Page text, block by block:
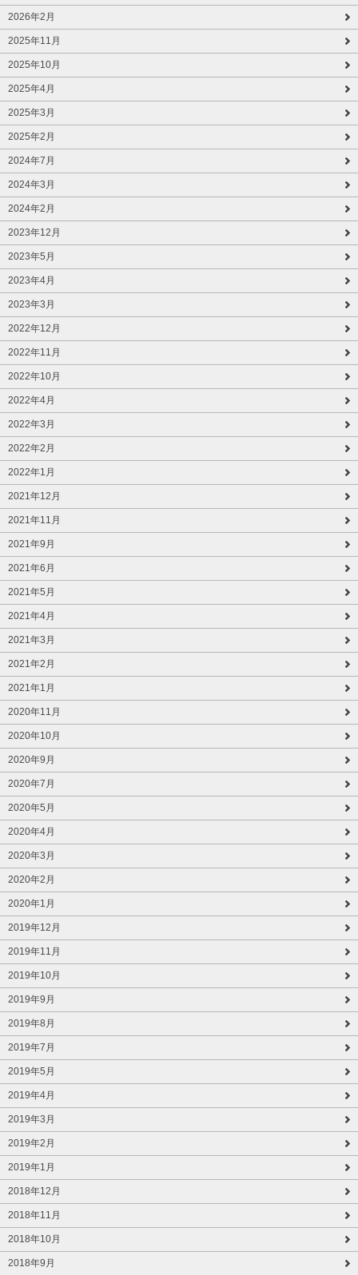
2026年2月
2025年11月
2025年10月
2025年4月
2025年3月
2025年2月
2024年7月
2024年3月
2024年2月
2023年12月
2023年5月
2023年4月
2023年3月
2022年12月
2022年11月
2022年10月
2022年4月
2022年3月
2022年2月
2022年1月
2021年12月
2021年11月
2021年9月
2021年6月
2021年5月
2021年4月
2021年3月
2021年2月
2021年1月
2020年11月
2020年10月
2020年9月
2020年7月
2020年5月
2020年4月
2020年3月
2020年2月
2020年1月
2019年12月
2019年11月
2019年10月
2019年9月
2019年8月
2019年7月
2019年5月
2019年4月
2019年3月
2019年2月
2019年1月
2018年12月
2018年11月
2018年10月
2018年9月